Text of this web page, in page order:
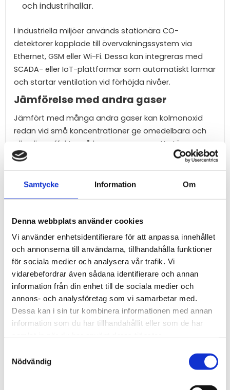
Samtycke Information Om
Denna webbplats använder cookies
Vi använder enhetsidentifierare för att anpassa innehållet
och annonserna till användarna, tillhandahålla funktioner
för sociala medier och analysera vår trafik. Vi
vidarebefordrar även sådana identifierare och annan
information från din enhet till de sociala medier och
annons- och analysföretag som vi samarbetar med.
Dessa kan i sin tur kombinera informationen med annan
information som du har tillhandahållit eller som de har
Nödvändig
och industrihallar.
I industriella miljöer används stationära CO-
detektorer kopplade till övervakningssystem via
Ethernet, GSM eller Wi-Fi. Dessa kan integreras med
SCADA- eller IoT-plattformar som automatiskt larmar
och startar ventilation vid förhöjda nivåer.
Jämförelse med andra gaser
Jämfört med många andra gaser kan kolmonoxid
redan vid små koncentrationer ge omedelbara och
allvarliga effekter på kroppen genom att störa
syretransporten till livsviktiga organer. Det är just det
som gör gasen särskilt farlig, eftersom den varken
luktar eller syns och kan finnas i miljöer som upplevs
eftersom den binder starkt till blodets hemoglobin
och därmed hindrar syret från att nå kroppens organ.
Även små mängder kan orsaka allvarliga skador eller
död om exponeringen pågår. För att skydda sig krävs
god ventilation, fungerande larm och medvetenhet
om var riskerna finns. Genom att följa
myndigheternas rekommendationer och övervaka
luftkvaliteten kan både privatpersoner och industrier
minska risken för kolmonoxidolyckor avsevärt.
https://www.av.se/halsa-och-sakerhet/kemiska-